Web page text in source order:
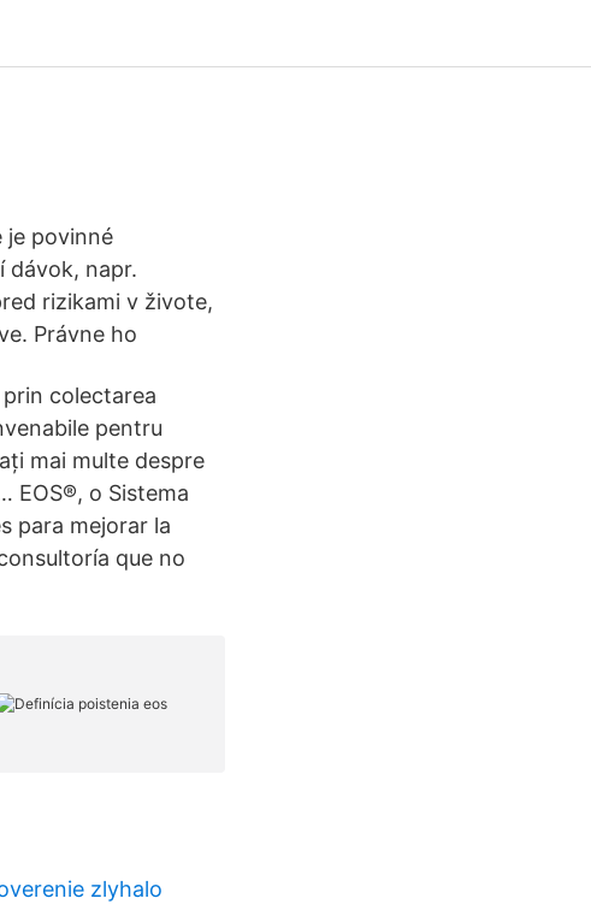
je povinné
dávok, napr.
rizikami v živote,
Právne ho
prin colectarea
pentru
mai multe despre
EOS®, o Sistema
para mejorar la
que no
zlyhalo